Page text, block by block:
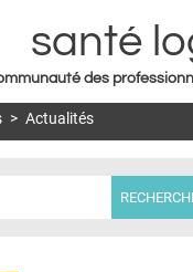
Jump to navigation
santé
des
> Actualités